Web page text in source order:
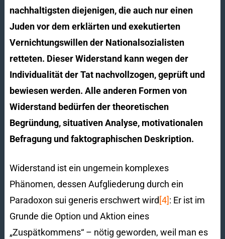
nachhaltigsten diejenigen, die auch nur einen
Juden vor dem erklärten und exekutierten
Vernichtungswillen der Nationalsozialisten
retteten. Dieser Widerstand kann wegen der
Individualität der Tat nachvollzogen, geprüft und
bewiesen werden. Alle anderen Formen von
Widerstand bedürfen der theoretischen
Begründung, situativen Analyse, motivationalen
Befragung und faktographischen Deskription.
Widerstand ist ein ungemein komplexes
Phänomen, dessen Aufgliederung durch ein
Paradoxon sui generis erschwert wird[4]: Er ist im
Grunde die Option und Aktion eines
„Zuspätkommens“ – nötig geworden, weil man es